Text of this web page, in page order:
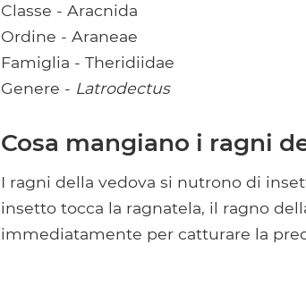
Classe - Aracnida
Ordine - Araneae
Famiglia - Theridiidae
Genere - Latrodectus
Cosa mangiano i ragni
I ragni della vedova si nutrono di
insetto tocca la ragnatela, il ragno
immediatamente per catturare la